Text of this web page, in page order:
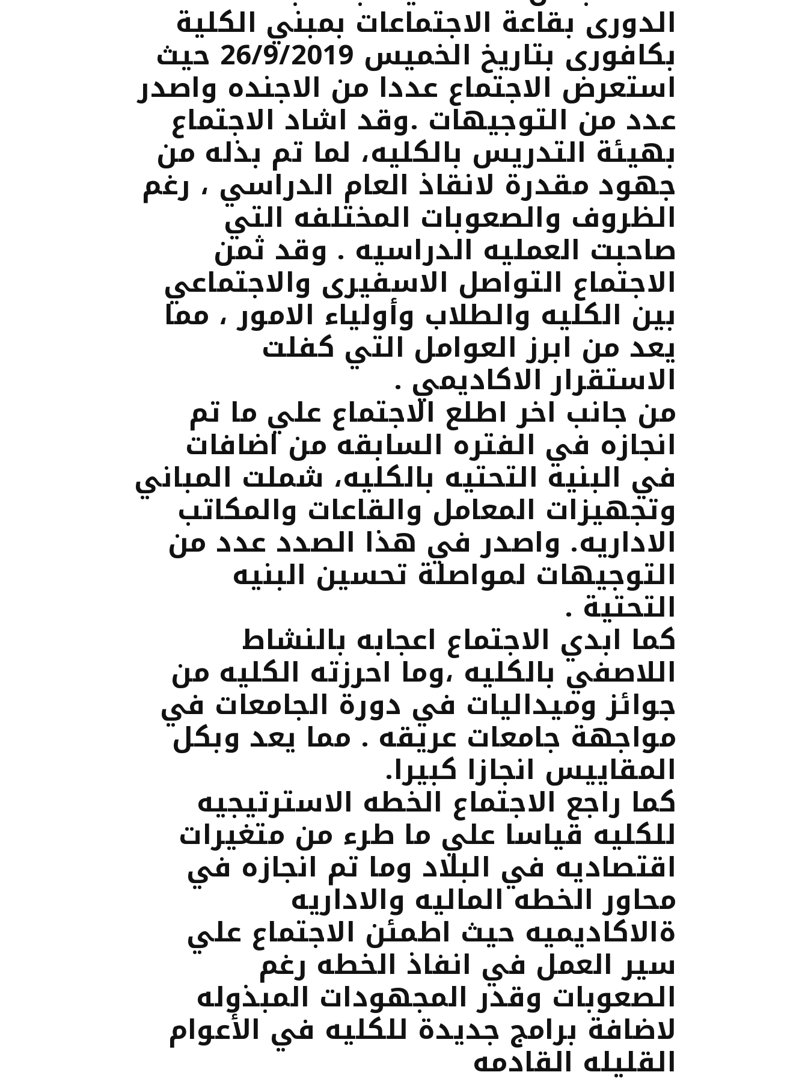
الدورى بقاعة الاجتماعات بمبني الكلية
بكافورى بتاريخ الخميس 26/9/2019 حيث
استعرض الاجتماع عددا من الاجنده واصدر
عدد من التوجيهات .وقد اشاد الاجتماع
بهيئة التدريس بالكليه، لما تم بذله من
جهود مقدرة لانقاذ العام الدراسي ، رغم
الظروف والصعوبات المختلفه التي
صاحبت العمليه الدراسيه . وقد ثمن
الاجتماع التواصل الاسفيرى والاجتماعي
بين الكليه والطلاب وأولياء الامور ، مما
يعد من ابرز العوامل التي كفلت
الاستقرار الاكاديمي .
من جانب اخر اطلع الاجتماع علي ما تم
انجازه في الفتره السابقه من اضافات
في البنيه التحتيه بالكليه، شملت المباني
وتجهيزات المعامل والقاعات والمكاتب
الاداريه. واصدر في هذا الصدد عدد من
التوجيهات لمواصلة تحسين البنيه
التحتية .
كما ابدي الاجتماع اعجابه بالنشاط
اللاصفي بالكليه ،وما احرزته الكليه من
جوائز وميداليات في دورة الجامعات في
مواجهة جامعات عريقه . مما يعد وبكل
المقاييس انجازا كبيرا.
كما راجع الاجتماع الخطه الاسترتيجيه
للكليه قياسا علي ما طرء من متغيرات
اقتصاديه في البلاد وما تم انجازه في
محاور الخطه الماليه والاداريه
ةالاكاديميه حيث اطمئن الاجتماع علي
سير العمل في انفاذ الخطه رغم
الصعوبات وقدر المجهودات المبذوله
لاضافة برامج جديدة للكليه في الأعوام
القليله القادمه